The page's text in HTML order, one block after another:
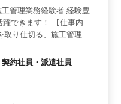
ける絶好の機会が得ら
可能。車通勤も可能で
350万～600万円と幅広
指せる点も魅力で
管理業務経験者 経験豊
躍できます！ 【仕事内
り仕切る、施工管理 ・
客様で、綿密なコミュニ
がいのあるお仕事です。
約社員・派遣社員